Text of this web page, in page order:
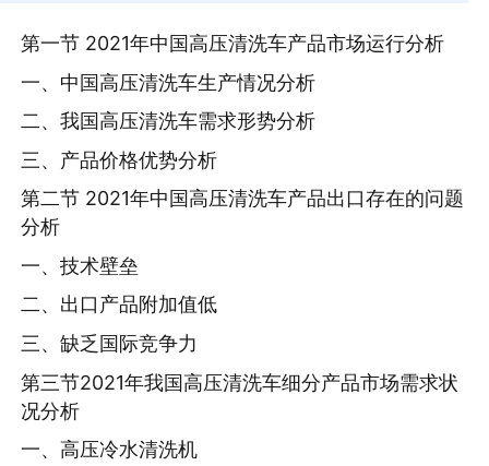
第一节 2021年中国高压清洗车产品市场运行分析
一、中国高压清洗车生产情况分析
二、我国高压清洗车需求形势分析
三、产品价格优势分析
第二节 2021年中国高压清洗车产品出口存在的问题
分析
一、技术壁垒
二、出口产品附加值低
三、缺乏国际竞争力
第三节2021年我国高压清洗车细分产品市场需求状
况分析
一、高压冷水清洗机